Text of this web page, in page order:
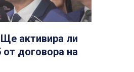
активира ли
от договора на